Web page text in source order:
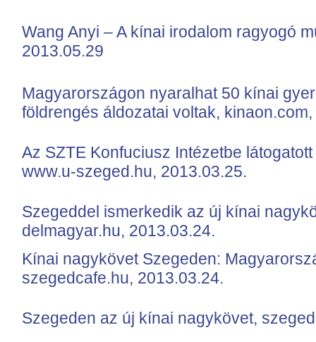
Wang Anyi – A kínai irodalom ragyogó
2013.05.29
Magyarországon nyaralhat 50 kínai
földrengés áldozatai voltak,
Az SZTE Konfuciusz Intézetbe
www.u-szeged.hu, 2013.03.25.
Szegeddel ismerkedik az új kínai
delmagyar.hu, 2013.03.24.
Kínai nagykövet Szegeden:
szegedcafe.hu, 2013.03.24.
Szegeden az új kínai nagykövet,